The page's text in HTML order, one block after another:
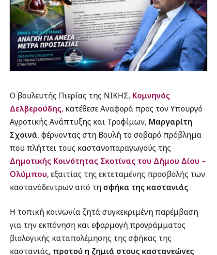
Ο βουλευτής Πιερίας της ΝΙΚΗΣ, Κομνηνός
Δελβερούδης, κατέθεσε Αναφορά προς τον Υπουργό
Αγροτικής Ανάπτυξης και Τροφίμων, Μαργαρίτη
Σχοινά, φέρνοντας στη Βουλή το σοβαρό πρόβλημα
που πλήττει τους καστανοπαραγωγούς της
Δημοτικής Κοινότητας Σκοτίνας του Δήμου Δίου –
Ολύμπου, εξαιτίας της εκτεταμένης προσβολής των
καστανόδεντρων από τη σφήκα της καστανιάς.
Η τοπική κοινωνία ζητά συγκεκριμένη παρέμβαση
για την εκπόνηση και εφαρμογή προγράμματος
βιολογικής καταπολέμησης της σφήκας της
καστανιάς, προτού η ζημιά στους καστανεώνες